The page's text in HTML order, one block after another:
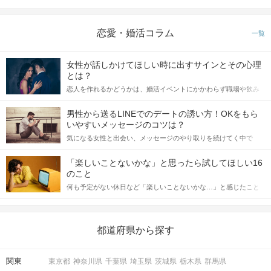
恋愛・婚活コラム 一覧
女性が話しかけてほしい時に出すサインとその心理
とは？
恋人を作れるかどうかは、婚活イベントにかかわらず職場や飲み
てアプローチできるかにも左右されます。 これから恋人作りを本
格的に始めようとしている方は、女性が異性を求めて出すサイン
をしっかりと理解し、正しい行動に移せるかどうかが重要。 この
記事では、女性が話しかけて欲しい時に出すサインとその心理を
合にどのような行動に繋げるべきかをご紹介していきます。
男性から送るLINEでのデートの誘い方！OKをもら
いやすいメッセージのコツは？
気になる女性と出会い、メッセージのやり取りを続けてく中で
しかし、中には「どう誘ったらいいの？」とお困りの男性もいら
っしゃるのではないでしょうか。 そこで今回は、男性から女性へ
送るLINEでのデートの誘い方のコツをご紹介します。例文も混じ
えながら解説するので、ぜひ参考にしてください。
「楽しいことないかな」と思ったら試してほしい16
のこと
何も予定がない休日など「楽しいことないかな…」と感じたこと
の楽しいことアイデアを集めました♪ いままさに楽しいことを探し
都道府県から探す
関東 東京都 神奈川県 千葉県 埼玉県 茨城県 栃木県 群馬県